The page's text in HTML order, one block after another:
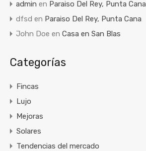
admin en Paraiso Del Rey, Punta Cana
dfsd en Paraiso Del Rey, Punta Cana
John Doe en Casa en San Blas
Categorías
Fincas
Lujo
Mejoras
Solares
Tendencias del mercado